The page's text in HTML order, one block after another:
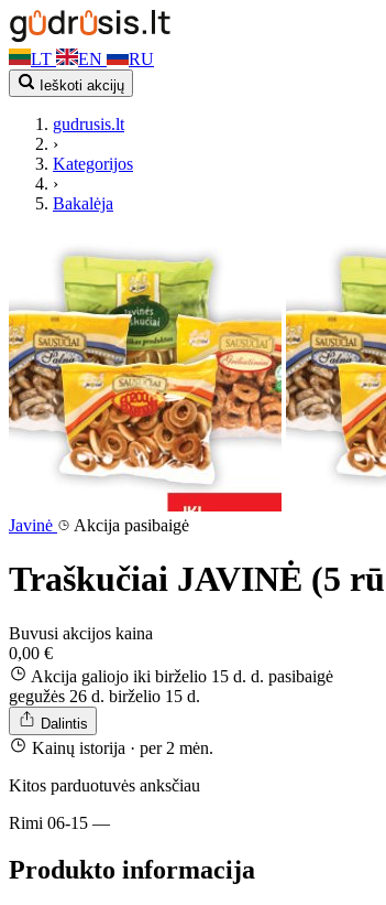
LT EN RU
Ieškoti akcijų
gudrusis.lt
›
Kategorijos
›
Bakalėja
Javinė Akcija pasibaigė
Traškučiai JAVINĖ (5
Buvusi akcijos kaina
0,00 €
Akcija galiojo iki birželio 15 d. d. pasibaigė
gegužės 26 d. birželio 15 d.
Dalintis
Kainų istorija · per 2 mėn.
Kitos parduotuvės anksčiau
Rimi 06-15 —
Produkto informacija